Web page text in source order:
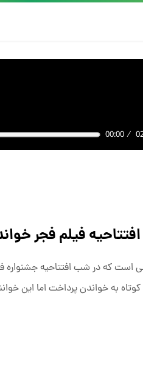
افتتاحیه فیلم فجر
است که در شب افتتاحیه جشنواره
به خواندن پرداخت اما این